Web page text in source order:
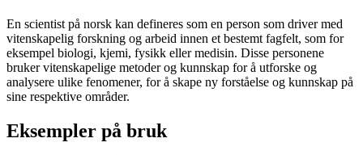
En scientist på norsk kan defineres som en person som driver med
vitenskapelig forskning og arbeid innen et bestemt fagfelt, som for
eksempel biologi, kjemi, fysikk eller medisin. Disse personene
bruker vitenskapelige metoder og kunnskap for å utforske og
analysere ulike fenomener, for å skape ny forståelse og kunnskap på
sine respektive områder.
Eksempler på bruk